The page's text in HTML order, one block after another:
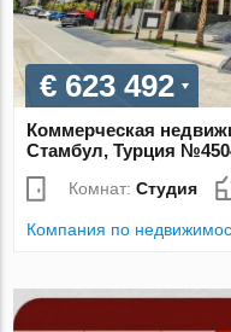
€ 623 492
Коммерческая
Стамбул, Турция
Комнат:Студия
Компания по